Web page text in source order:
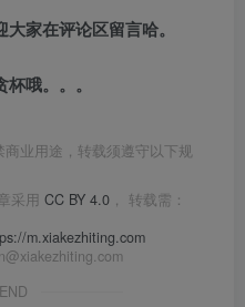
家在评论区留言哈。
哦。。。
业用途，转载须遵守以下规
采用 CC BY 4.0 ， 转载需：
m.xiakezhiting.com